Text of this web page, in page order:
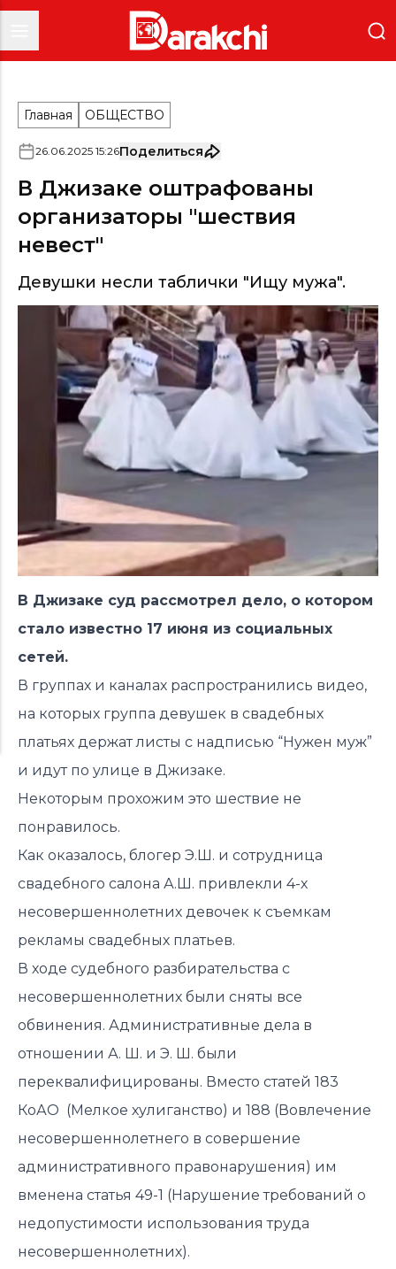
Главная ОБЩЕСТВО
26.06.2025 15:26Поделиться
В Джизаке оштрафованы
организаторы "шествия
невест"
Девушки несли таблички "Ищу мужа".
В Джизаке суд рассмотрел дело, о котором
стало известно 17 июня из социальных
сетей.
В группах и каналах распространились видео,
на которых группа девушек в свадебных
платьях держат листы с надписью “Нужен муж”
и идут по улице в Джизаке.
Некоторым прохожим это шествие не
понравилось.
Как оказалось, блогер Э.Ш. и сотрудница
свадебного салона А.Ш. привлекли 4-х
несовершеннолетних девочек к съемкам
рекламы свадебных платьев.
В ходе судебного разбирательства с
несовершеннолетних были сняты все
обвинения. Административные дела в
отношении А. Ш. и Э. Ш. были
переквалифицированы. Вместо статей 183
КоАО (Мелкое хулиганство) и 188 (Вовлечение
несовершеннолетнего в совершение
административного правонарушения) им
вменена статья 49-1 (Нарушение требований о
недопустимости использования труда
несовершеннолетних).